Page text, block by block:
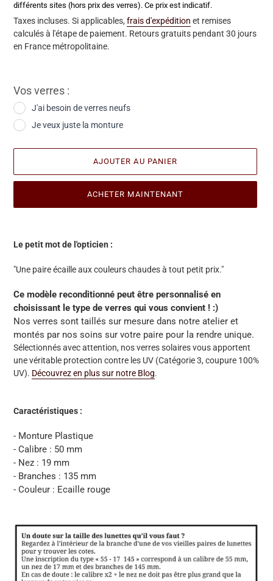
différents sites (hors prix des verres). Ce prix est indicatif.
Taxes incluses. Si applicables, frais d'expédition et remises
calculés à l'étape de paiement. Retours gratuits pendant 30 jours
en France métropolitaine.
Vos verres :
J'ai besoin de verres neufs
Je veux juste la monture
AJOUTER AU PANIER
ACHETER MAINTENANT
paire
à
panier
Le petit mot de l'opticien :
"Une paire écaille aux couleurs chaudes à tout petit prix."
Ce modèle reconditionné peut être personnalisé en
choisissant le type de verres qui vous convient ! :)
Nos verres sont taillés sur mesure dans notre atelier et
montés par nos soins sur votre paire pour la rendre unique.
Sélectionnés avec attention, nos verres solaires vous apportent
une véritable protection contre les UV (Catégorie 3, coupure 100%
UV). Découvrez en plus sur notre Blog.
Caractéristiques :
- Monture Plastique
- Calibre : 50 mm
- Nez : 19 mm
- Branches : 135 mm
- Couleur : Ecaille rouge